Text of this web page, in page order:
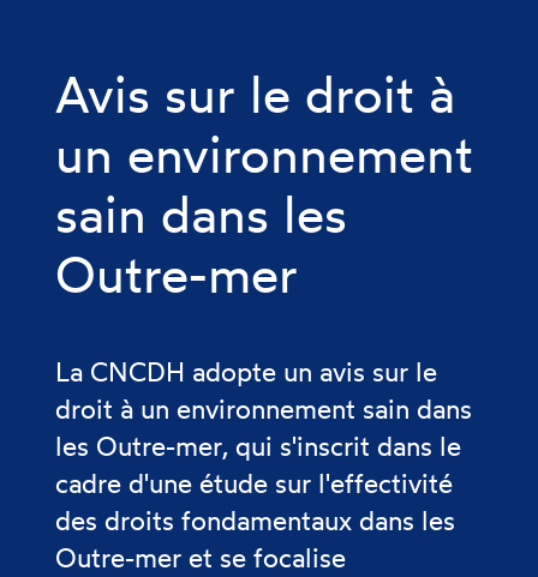
Avis sur le droit à
un environnement
sain dans les
Outre-mer
La CNCDH adopte un avis sur le
droit à un environnement sain dans
les Outre-mer, qui s'inscrit dans le
cadre d'une étude sur l'effectivité
des droits fondamentaux dans les
Outre-mer et se focalise